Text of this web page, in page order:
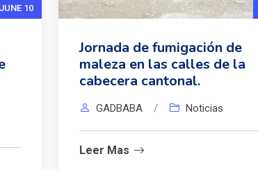
JUNE 10
Jornada de fumigación de
maleza en las calles de la
cabecera cantonal.
GADBABA / Noticias
Leer Mas